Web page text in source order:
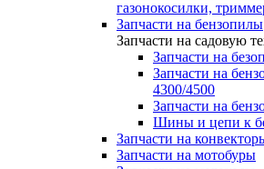
газонокосилки,
Запчасти на бензопилы
Запчасти на садовую
Запчасти на
Запчасти на
4300/4500
Запчасти на
Шины и цепи к
Запчасти на
Запчасти на мотобуры